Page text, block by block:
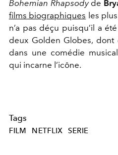
Bohemian Rhapsodyde
films biographiques les
n’a pas déçu puisqu’il a
deux Golden Globes,
dans une comédie
qui incarne l’icône.
Tags
FILM NETFLIX SERIE